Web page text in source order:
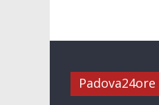
Padova24ore